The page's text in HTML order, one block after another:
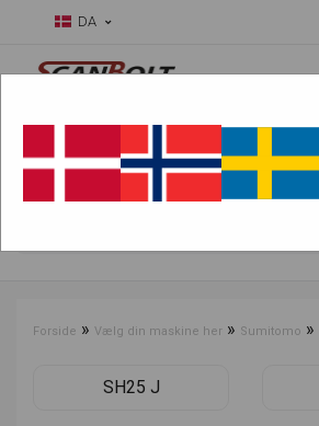
DA
Forside » Vælg din maskine her » Sumitomo »
SH25 J